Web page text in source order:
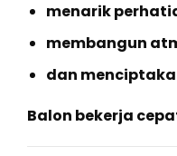
menarik
membangun
dan
Balon bekerja